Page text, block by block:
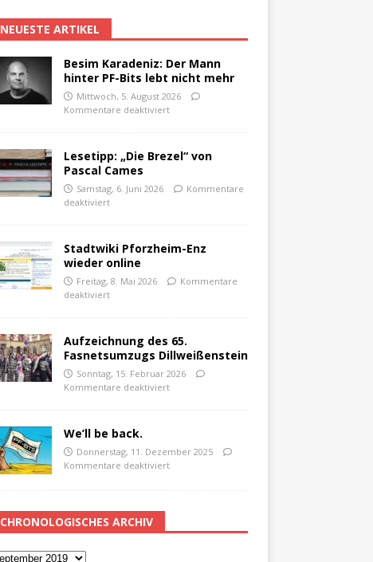
NEUESTE ARTIKEL
Besim Karadeniz: Der Mann
hinter PF-Bits lebt nicht mehr
Mittwoch, 5. August 2026
Kommentare deaktiviert
Lesetipp: „Die Brezel“ von
Pascal Cames
Samstag, 6. Juni 2026
Kommentare
deaktiviert
Stadtwiki Pforzheim-Enz
wieder online
Freitag, 8. Mai 2026
Kommentare
deaktiviert
Aufzeichnung des 65.
Fasnetsumzugs Dillweißenstein
Sonntag, 15. Februar 2026
Kommentare deaktiviert
We’ll be back.
Donnerstag, 11. Dezember 2025
Kommentare deaktiviert
CHRONOLOGISCHES ARCHIV